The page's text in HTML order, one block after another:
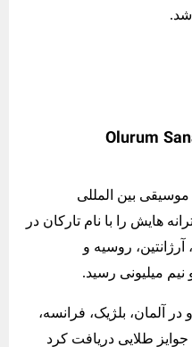
شد.
با یک گروه موسیقی بین ‌المللی
هایش را با نام تارکان در
روسیه و
میلیونی رسید.
در آلمان، بلژیک، فرانسه،
جوایز طلایی دریافت کرد